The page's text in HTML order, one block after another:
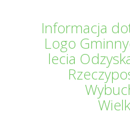
Informacja
Logo
lecia